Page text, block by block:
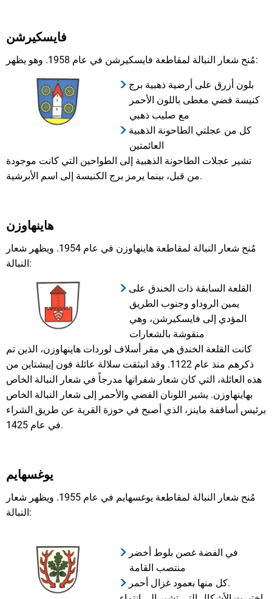
فايسكيرشن
مُنح شعار النبالة لمقاطعة فايسكيرشن في عام 1958. وهو يظهر:
بلون أزرق على أرضية ذهبية برج
كنيسة فضي مغطى باللون الأحمر
مع صليب ذهبي
كل من عجلتي الطاحونة الذهبية
العائمتين
تشير عجلات الطاحونة الذهبية إلى الطواحين التي كانت موجودة
من قبل، بينما يرمز برج الكنيسة إلى اسم الأبرشية.
هاينهاوزن
مُنح شعار النبالة لمقاطعة هاينهاوزن في عام 1954. ويظهر شعار
النبالة:
القلعة السابقة ذات الخندق على
يمين الروداو وجنوب الطريق
المؤدي إلى فايسكيرشن، وهي
منقوشة بالشعارات
كانت القلعة الخندق هي مقر أسلاف لوردات هاينهاوزن، الذين تم
ذكرهم منذ عام 1122. وقد انبثقت سلالة عائلة فون إيبشتاين من
هذه العائلة، التي كان شعار شفراتها مدرجاً في شعار النبالة الخاص
بهاينهاوزن. يشير اللونان الفضي والأحمر إلى شعار النبالة الخاص
برئيس أساقفة ماينز، الذي أصبح في حوزة القرية عن طريق الشراء
في عام 1425.
يوغسهايم
مُنح شعار النبالة لمقاطعة يوغسهايم في عام 1955. ويظهر شعار
النبالة:
في الفضة غصن بلوط أخضر
منتصب القامة
كل منها بعمود غزال أحمر.